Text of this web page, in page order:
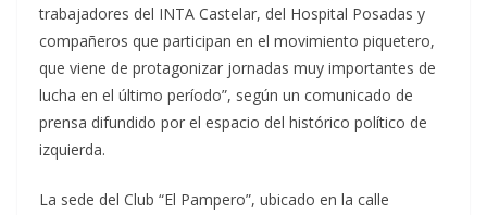
trabajadores del INTA Castelar, del Hospital Posadas y
compañeros que participan en el movimiento piquetero,
que viene de protagonizar jornadas muy importantes de
lucha en el último período”, según un comunicado de
prensa difundido por el espacio del histórico político de
izquierda.
La sede del Club “El Pampero”, ubicado en la calle